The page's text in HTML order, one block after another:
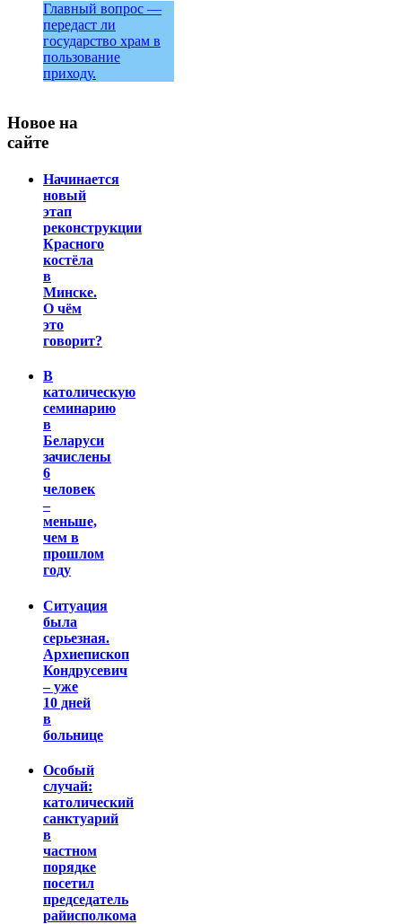
Главный вопрос —
передаст ли
государство храм в
пользование
приходу.
Новое на
сайте
Начинается
новый
этап
реконструкции
Красного
костёла
в
Минске.
О чём
это
говорит?
В
католическую
семинарию
в
Беларуси
зачислены
6
человек
–
меньше,
чем в
прошлом
году
Ситуация
была
серьезная.
Архиепископ
Кондрусевич
– уже
10 дней
в
больнице
Особый
случай:
католический
санктуарий
в
частном
порядке
посетил
председатель
райисполкома